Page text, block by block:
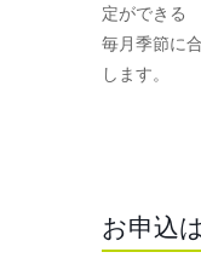
定ができる
毎月季節に
します。
お申込